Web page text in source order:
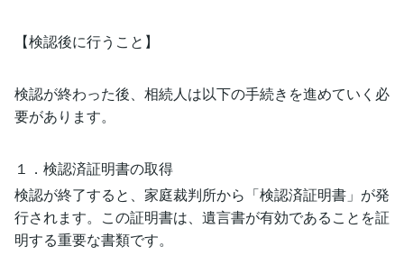
【検認後に行うこと】
検認が終わった後、相続人は以下の手続きを進めていく必
要があります。
１．検認済証明書の取得
検認が終了すると、家庭裁判所から「検認済証明書」が発
行されます。この証明書は、遺言書が有効であることを証
明する重要な書類です。